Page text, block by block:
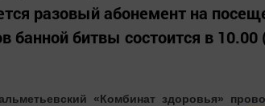
разовый абонемент на
банной битвы состоится в 10.00
«Комбинат здоровья»